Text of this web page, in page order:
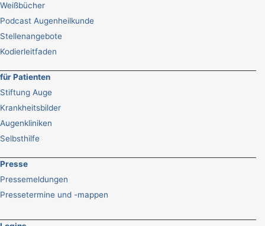
Weißbücher
Podcast Augenheilkunde
Stellenangebote
Kodierleitfaden
für Patienten
Stiftung Auge
Krankheitsbilder
Augenkliniken
Selbsthilfe
Presse
Pressemeldungen
Pressetermine und -mappen